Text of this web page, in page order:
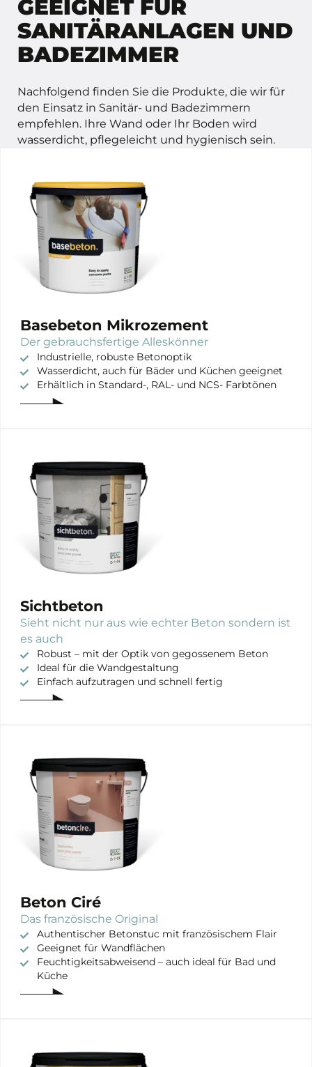
GEEIGNET FÜR
SANITÄRANLAGEN UND
BADEZIMMER
Nachfolgend finden Sie die Produkte, die wir für
den Einsatz in Sanitär- und Badezimmern
empfehlen. Ihre Wand oder Ihr Boden wird
wasserdicht, pflegeleicht und hygienisch sein.
Basebeton Mikrozement
Der gebrauchsfertige Alleskönner
Industrielle, robuste Betonoptik
Wasserdicht, auch für Bäder und Küchen geeignet
Erhältlich in Standard-, RAL- und NCS- Farbtönen
Sichtbeton
Sieht nicht nur aus wie echter Beton sondern ist
es auch
Robust – mit der Optik von gegossenem Beton
Ideal für die Wandgestaltung
Einfach aufzutragen und schnell fertig
Beton Ciré
Das französische Original
Authentischer Betonstuc mit französischem Flair
Geeignet für Wandflächen
Feuchtigkeitsabweisend – auch ideal für Bad und
Küche